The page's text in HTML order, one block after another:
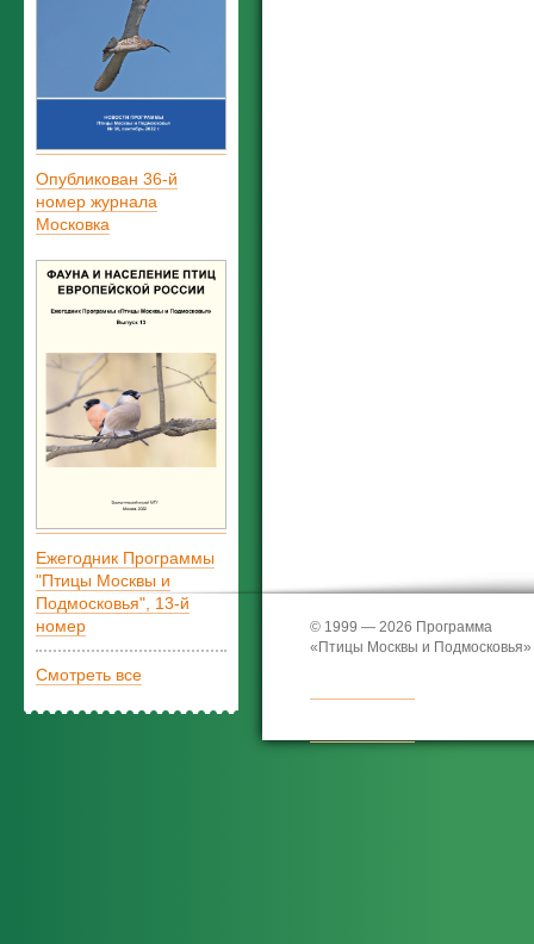
Опубликован 36-й
номер журнала
Московка
Ежегодник Программы
"Птицы Москвы и
Подмосковья", 13-й
номер
Смотреть все
© 1999 — 2026 Программа
«Птицы Москвы и Подмосковья»